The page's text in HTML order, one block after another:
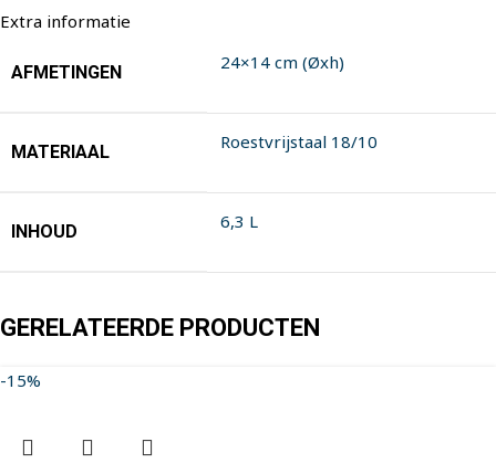
Extra informatie
AFMETINGEN 24×14 cm (Øxh)
MATERIAAL Roestvrijstaal 18/10
INHOUD 6,3 L
GERELATEERDE PRODUCTEN
-15%